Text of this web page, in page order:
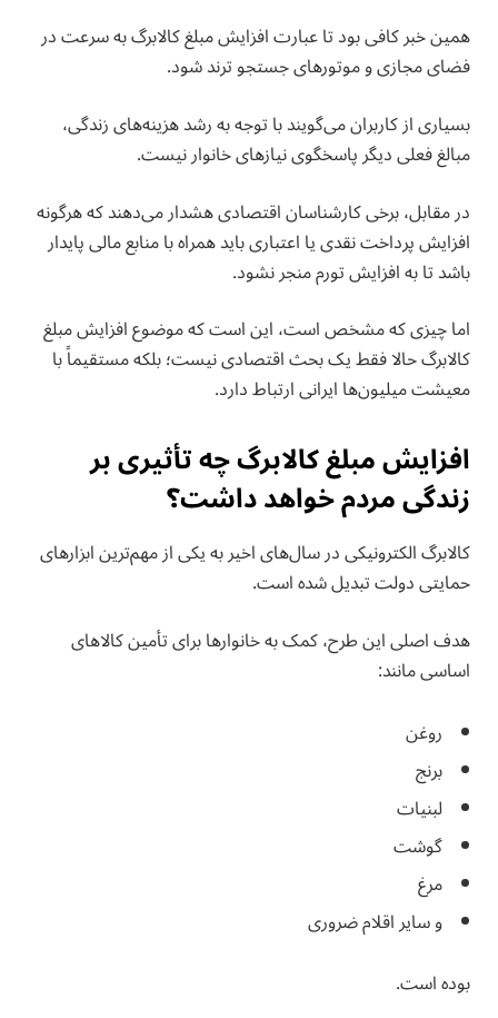
همین خبر کافی بود تا عبارت افزایش مبلغ کالابرگ به سرعت در
فضای مجازی و موتورهای جستجو ترند شود.
بسیاری از کاربران می‌گویند با توجه به رشد هزینه‌های زندگی،
مبالغ فعلی دیگر پاسخگوی نیازهای خانوار نیست.
در مقابل، برخی کارشناسان اقتصادی هشدار می‌دهند که هرگونه
افزایش پرداخت نقدی یا اعتباری باید همراه با منابع مالی پایدار
باشد تا به افزایش تورم منجر نشود.
اما چیزی که مشخص است، این است که موضوع افزایش مبلغ
کالابرگ حالا فقط یک بحث اقتصادی نیست؛ بلکه مستقیماً با
معیشت میلیون‌ها ایرانی ارتباط دارد.
افزایش مبلغ کالابرگ چه تأثیری بر
زندگی مردم خواهد داشت؟
کالابرگ الکترونیکی در سال‌های اخیر به یکی از مهم‌ترین ابزارهای
حمایتی دولت تبدیل شده است.
هدف اصلی این طرح، کمک به خانوارها برای تأمین کالاهای
اساسی مانند:
روغن
برنج
لبنیات
گوشت
مرغ
و سایر اقلام ضروری
بوده است.